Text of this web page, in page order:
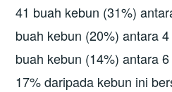
41 buah kebun (31%)
buah kebun (20%) antara
buah kebun (14%) antara
17% daripada kebun ini